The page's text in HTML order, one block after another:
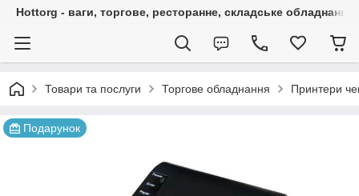
Hottorg - ваги, торгове, ресторанне, складське обладнання
Товари та послуги Торгове обладнання Принтери
Подарунок